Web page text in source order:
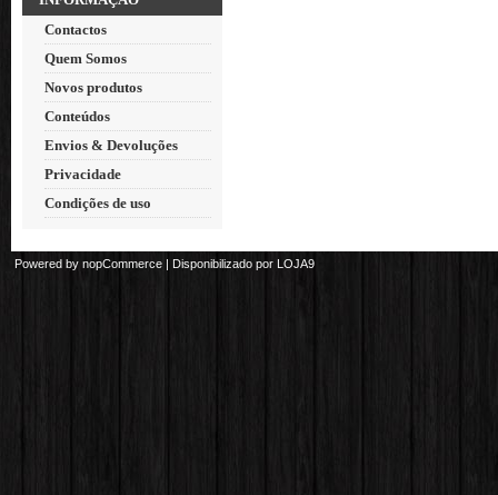
Contactos
Quem Somos
Novos produtos
Conteúdos
Envios & Devoluções
Privacidade
Condições de uso
Powered by nopCommerce | Disponibilizado por LOJA9